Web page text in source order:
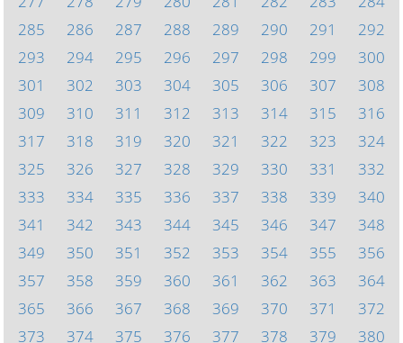
285
286 287 288 289 290 291
292
293
294 295 296 297 298 299
300
301
302 303 304 305 306 307
308
309
310 311 312 313 314 315
316
317
318 319 320 321 322 323
324
325
326 327 328 329 330 331
332
333
334 335 336 337 338 339
340
341
342 343 344 345 346 347
348
349
350 351 352 353 354 355
356
357
358 359 360 361 362 363
364
365
366 367 368 369 370 371
372
373
374 375 376 377 378 379 380